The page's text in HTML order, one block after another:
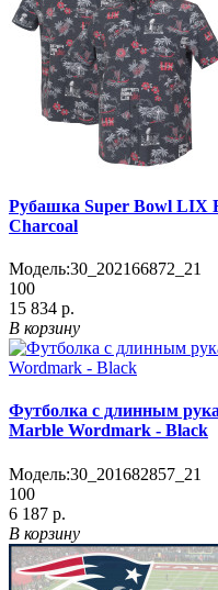
Рубашка Super Bowl LIX
Charcoal
Модель:30_202166872_21
100
15 834 р.
В корзину
Футболка с длинным
Marble Wordmark - Black
Модель:30_201682857_21
100
6 187 р.
В корзину